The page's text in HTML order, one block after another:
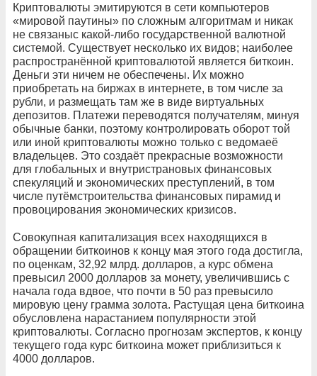
Криптовалюты эмитируются в сети компьютеров
«мировой паутины» по сложным алгоритмам и никак
не связаныс какой-либо государственной валютной
системой. Существует несколько их видов; наиболее
распространённой криптовалютой является биткоин.
Деньги эти ничем не обеспечены. Их можно
приобретать на биржах в интернете, в том числе за
рубли, и размещать там же в виде виртуальных
депозитов. Платежи переводятся получателям, минуя
обычные банки, поэтому контролировать оборот той
или иной криптовалюты можно только с ведомаеё
владельцев. Это создаёт прекрасные возможности
для глобальных и внутристрановых финансовых
спекуляций и экономических преступлений, в том
числе путёмстроительства финансовых пирамид и
провоцирования экономических кризисов.
Совокупная капитализация всех находящихся в
обращении биткоинов к концу мая этого года достигла,
по оценкам, 32,92 млрд. долларов, а курс обмена
превысил 2000 долларов за монету, увеличившись с
начала года вдвое, что почти в 50 раз превысило
мировую цену грамма золота. Растущая цена биткоина
обусловлена нарастанием популярности этой
криптовалюты. Согласно прогнозам экспертов, к концу
текущего года курс биткоина может приблизиться к
4000 долларов.